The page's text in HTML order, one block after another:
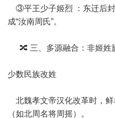
③平王少子姬烈 ：东迁后
成“汝南周氏”。
🔀 三、多源融合：非姬姓
少数民族改姓
北魏孝文帝汉化改革时，鲜
（如北周名将周摇）。